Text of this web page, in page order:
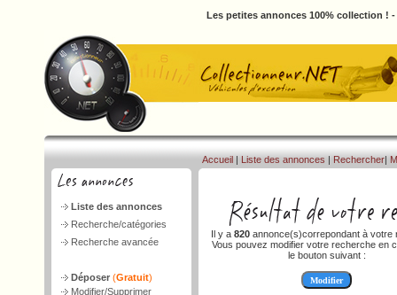
Les petites annonces 100% collection !
Liste des annonces
Recherche/catégories
Recherche avancée
Déposer (Gratuit)
Modifier/Supprimer
Accueil | Liste des annonces | Rechercher|
Il y a 820 annonce(s)correpondant à votre
Vous pouvez modifier votre recherche en
le bouton suivant :